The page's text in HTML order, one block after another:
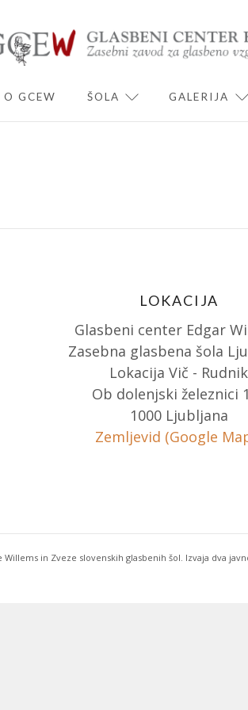
CHILD MENU
O GCEW ŠOLA EXPAND CHILD
GALERIJA
LOKACIJA
Glasbeni center Edgar
Zasebna glasbena šola
Lokacija Vič - Rudnik
Ob dolenjski železnici
1000 Ljubljana
Zemljevid (Google
in Zveze slovenskih glasbenih šol. Izvaja dva